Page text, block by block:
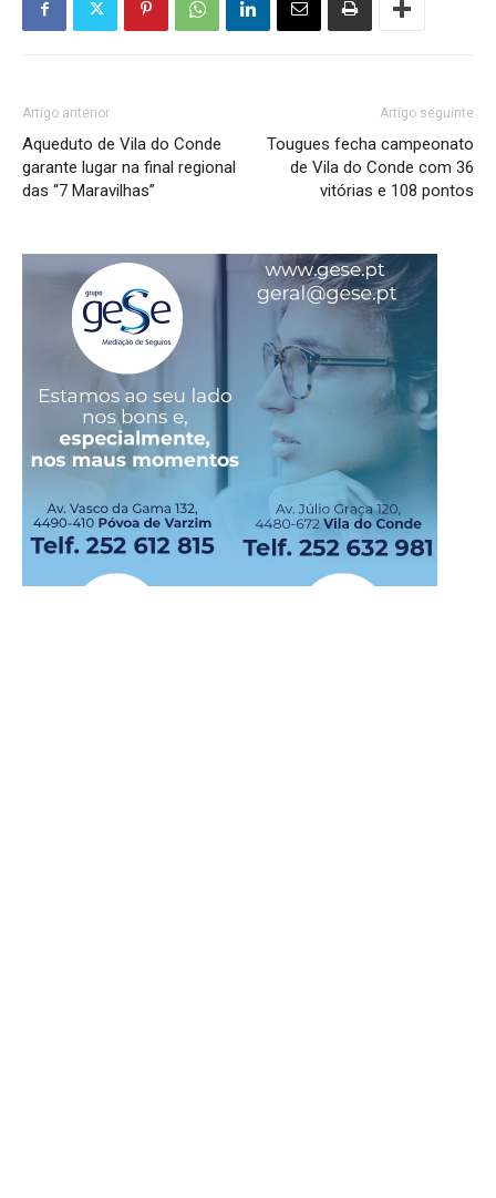
Artigo anterior
Aqueduto de Vila do Conde
garante lugar na final regional
das “7 Maravilhas”
Artigo seguinte
Tougues fecha campeonato
de Vila do Conde com 36
vitórias e 108 pontos